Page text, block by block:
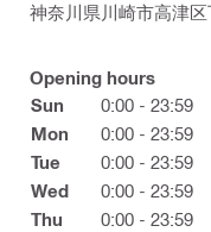
神奈川県川崎市高津
Opening hours
Sun
0:00 - 23:59
Mon
0:00 - 23:59
Tue
0:00 - 23:59
Wed
0:00 - 23:59
Thu
0:00 - 23:59